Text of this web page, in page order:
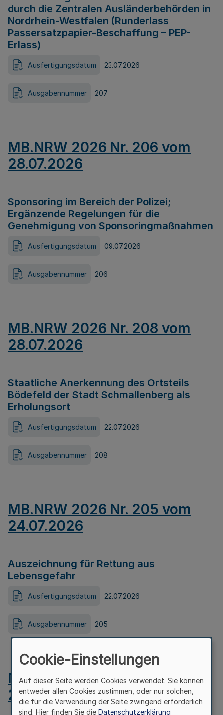
durch die Zentralen Ausländerbehörden in
Nordrhein-Westfalen (Runderlass
Passersatzpapier-Beschaffung – PEP-
Erlass)
Ausfertigungsdatum 23.07.2026
Ausgabennummer 207
MB.NRW 2026 Nr. 206 vom
28.07.2026
Sponsoring im Bereich der Polizei;
Ergänzende Regelungen für die
Genehmigung von Sponsoringmaßnahmen
Ausfertigungsdatum 09.07.2026
Ausgabennummer 206
MB.NRW 2026 Nr. 208 vom
28.07.2026
Staatliche Anerkennung des Ortsteils
Bödefeld der Stadt Schmallenberg als
Erholungsort
Ausfertigungsdatum 22.07.2026
Ausgabennummer 208
MB.NRW 2026 Nr. 205 vom
24.07.2026
Auszeichnung für Rettung aus
Lebensgefahr
Ausfertigungsdatum 22.07.2026
Ausgabennummer 205
MB.NRW 2026 Nr. 204 vom
24.07.2026
Cookie-Einstellungen
Auf dieser Seite werden Cookies verwendet. Sie können
entweder allen Cookies zustimmen, oder nur solchen,
die für die Verwendung der Seite zwingend erforderlich
sind. Hier finden Sie die Datenschutzerklärung